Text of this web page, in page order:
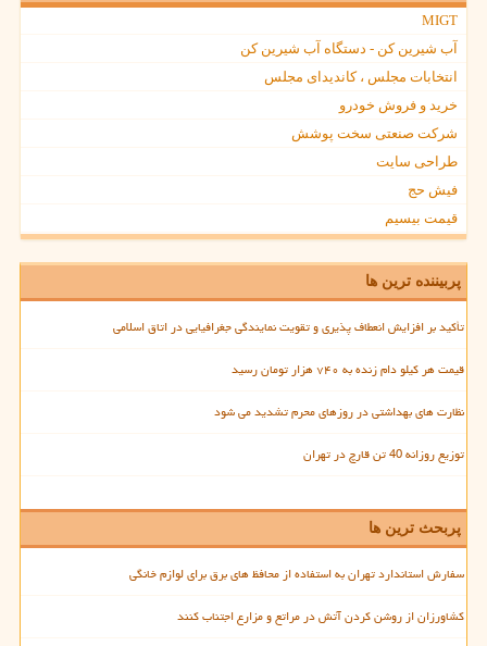
MIGT
آب شیرین کن - دستگاه آب شیرین کن
انتخابات مجلس ، کاندیدای مجلس
خرید و فروش خودرو
شرکت صنعتی سخت پوشش
طراحی سایت
فیش حج
قیمت بیسیم
پربیننده ترین ها
تأکید بر افزایش انعطاف پذیری و تقویت نمایندگی جغرافیایی در اتاق اسلامی
قیمت هر کیلو دام زنده به ۷۴۰ هزار تومان رسید
نظارت های بهداشتی در روزهای محرم تشدید می شود
توزیع روزانه 40 تن قارچ در تهران
پربحث ترین ها
سفارش استاندارد تهران به استفاده از محافظ های برق برای لوازم خانگی
کشاورزان از روشن کردن آتش در مراتع و مزارع اجتناب کنند